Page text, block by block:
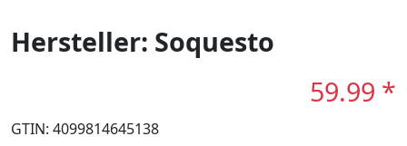
Hersteller: Soquesto
59.99 *
GTIN: 4099814645138